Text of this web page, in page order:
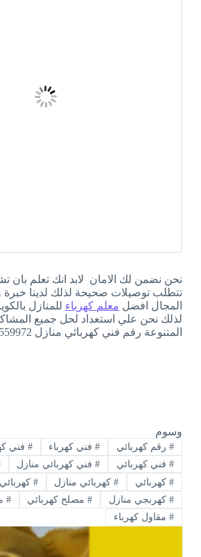
نحن نضمن لك الامان لابد انك تعلم بان
تتطلب توصيلات صحيحة لذلك لدينا خبرة
المجال افضل معلم كهرباء
لذلك نحن علي استعداد لحل جميع
المتنوعة رقم فني كهربائي منازل 66559972
وسوم
#رقم كهربائي #فني كهرباء # فني
#فني كهربائي #فني كهربائي منازل
#كهربائي #كهربائي منازل #
#كهربجي منازل #مصلح كهربائي #
#مقاول كهرباء